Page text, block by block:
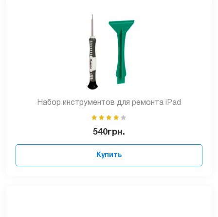
Набор инструментов для ремонта iPad
540грн.
Купить